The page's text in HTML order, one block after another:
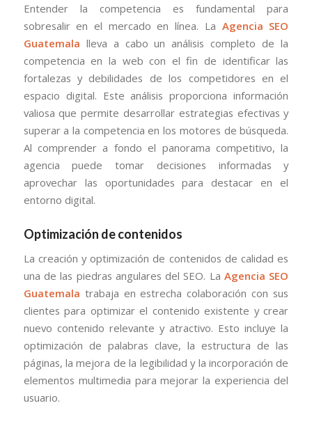
Entender la competencia es fundamental para
sobresalir en el mercado en línea. La Agencia SEO
Guatemala lleva a cabo un análisis completo de la
competencia en la web con el fin de identificar las
fortalezas y debilidades de los competidores en el
espacio digital. Este análisis proporciona información
valiosa que permite desarrollar estrategias efectivas y
superar a la competencia en los motores de búsqueda.
Al comprender a fondo el panorama competitivo, la
agencia puede tomar decisiones informadas y
aprovechar las oportunidades para destacar en el
entorno digital.
Optimización de contenidos
La creación y optimización de contenidos de calidad es
una de las piedras angulares del SEO. LaAgencia SEO
Guatemala trabaja en estrecha colaboración con sus
clientes para optimizar el contenido existente y crear
nuevo contenido relevante y atractivo. Esto incluye la
optimización de palabras clave, la estructura de las
páginas, la mejora de la legibilidad y la incorporación de
elementos multimedia para mejorar la experiencia del
usuario.